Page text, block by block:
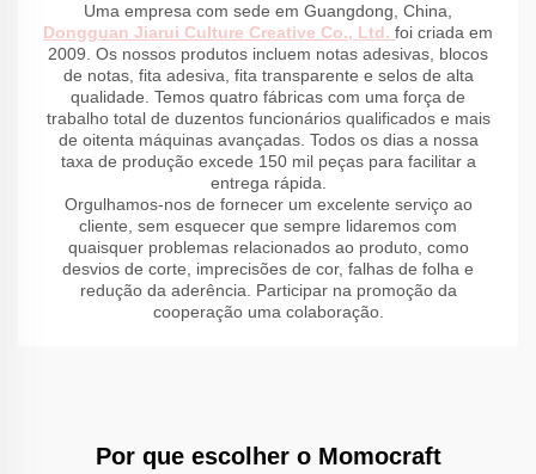
Uma empresa com sede em Guangdong, China,
Dongguan Jiarui Culture Creative Co., Ltd. foi criada em
2009. Os nossos produtos incluem notas adesivas, blocos
de notas, fita adesiva, fita transparente e selos de alta
qualidade. Temos quatro fábricas com uma força de
trabalho total de duzentos funcionários qualificados e mais
de oitenta máquinas avançadas. Todos os dias a nossa
taxa de produção excede 150 mil peças para facilitar a
entrega rápida.
Orgulhamos-nos de fornecer um excelente serviço ao
cliente, sem esquecer que sempre lidaremos com
quaisquer problemas relacionados ao produto, como
desvios de corte, imprecisões de cor, falhas de folha e
redução da aderência. Participar na promoção da
cooperação uma colaboração.
Por que escolher o Momocraft